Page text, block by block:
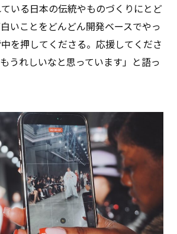
いる日本の伝統やものづくりにとど
いことをどんどん開発ベースでやっ
を押してくださる。応援してくださ
うれしいなと思っています」と語っ